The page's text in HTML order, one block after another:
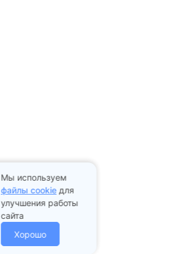
Мы используем
файлы cookieдля
улучшения работы
сайта
Хорошо